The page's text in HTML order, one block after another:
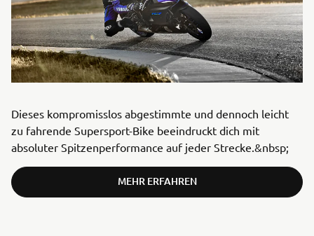
Dieses kompromisslos abgestimmte und dennoch leicht
zu fahrende Supersport-Bike beeindruckt dich mit
absoluter Spitzenperformance auf jeder Strecke.&nbsp;
MEHR ERFAHREN